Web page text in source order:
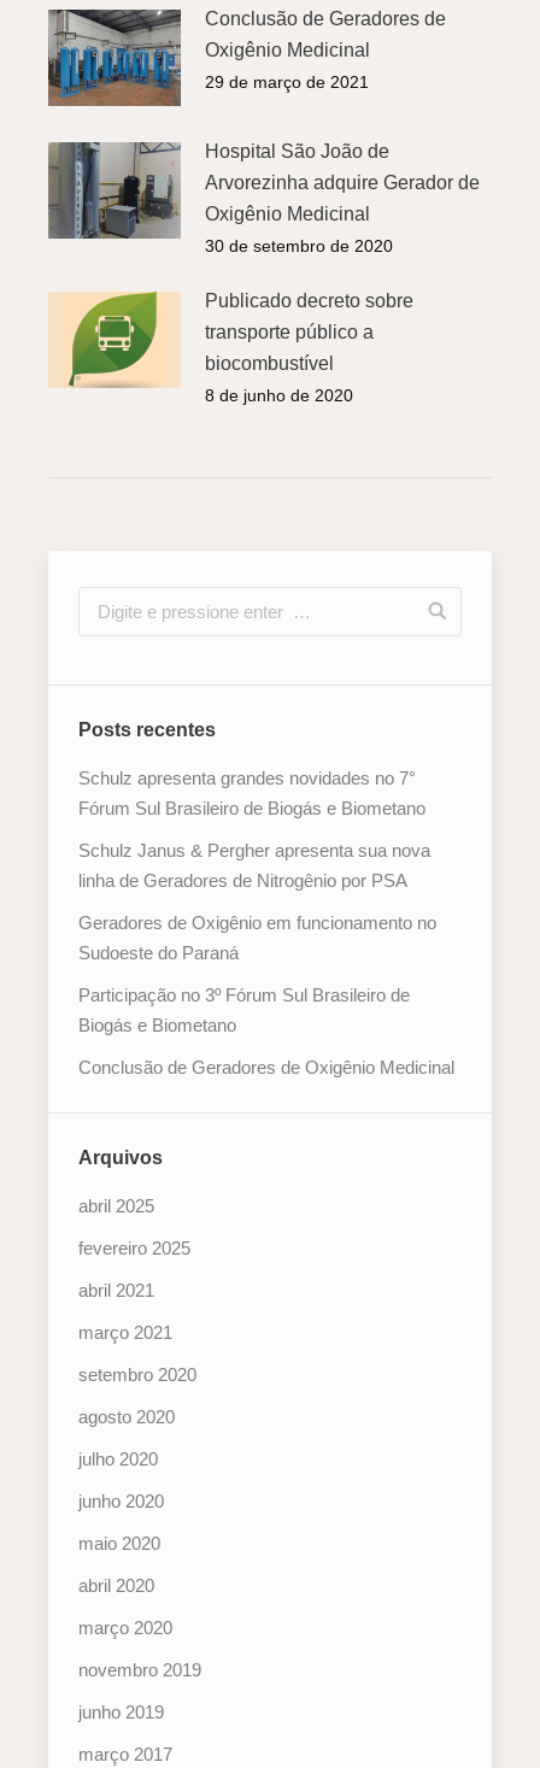
Conclusão de Geradores de
Oxigênio Medicinal
29 de março de 2021
Hospital São João de
Arvorezinha adquire Gerador de
Oxigênio Medicinal
30 de setembro de 2020
Publicado decreto sobre
transporte público a
biocombustível
8 de junho de 2020
Posts recentes
Schulz apresenta grandes novidades no 7°
Fórum Sul Brasileiro de Biogás e Biometano
Schulz Janus & Pergher apresenta sua nova
linha de Geradores de Nitrogênio por PSA
Geradores de Oxigênio em funcionamento no
Sudoeste do Paraná
Participação no 3º Fórum Sul Brasileiro de
Biogás e Biometano
Conclusão de Geradores de Oxigênio Medicinal
Arquivos
abril 2025
fevereiro 2025
abril 2021
março 2021
setembro 2020
agosto 2020
julho 2020
junho 2020
maio 2020
abril 2020
março 2020
novembro 2019
junho 2019
março 2017